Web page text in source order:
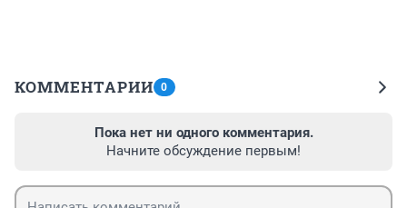
КОММЕНТАРИИ 0
Пока нет ни одного комментария.
Начните обсуждение первым!